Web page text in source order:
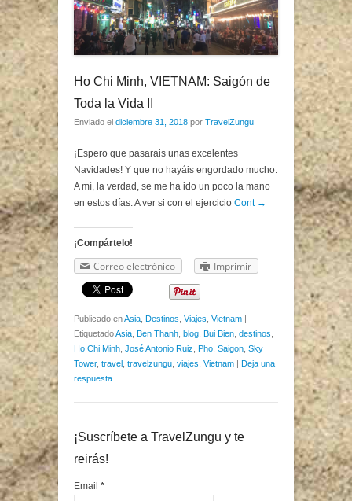
Ho Chi Minh, VIETNAM: Saigón de
Toda la Vida II
Enviado el diciembre 31, 2018 por TravelZungu
¡Espero que pasarais unas excelentes
Navidades! Y que no hayáis engordado mucho.
A mí, la verdad, se me ha ido un poco la mano
en estos días. A ver si con el ejercicio Cont →
¡Compártelo!
Correo electrónico Imprimir
Publicado enAsia Destinos Viajes Vietnam |
EtiquetadoAsia Ben Thanh blog Bui Bien destinos
Ho Chi Minh José Antonio Ruiz Pho Saigon Sky
Tower, travel travelzungu viajes Vietnam | Deja una
respuesta
¡Suscríbete a TravelZungu y te
reirás!
Email *